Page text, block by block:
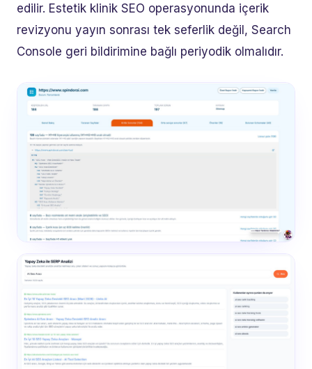
edilir. Estetik klinik SEO operasyonunda içerik
revizyonu yayın sonrası tek seferlik değil, Search
Console geri bildirimine bağlı periyodik olmalıdır.